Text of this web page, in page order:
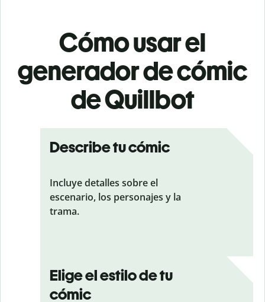
Cómo usar el
generador de cómic
de Quillbot
Describe tu cómic
Incluye detalles sobre el
escenario, los personajes y la
trama.
Elige el estilo de tu
cómic